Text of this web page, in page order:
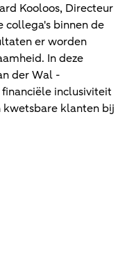
Kooloos, Directeur
collega's binnen de
er worden
In deze
der Wal -
inclusiviteit
kwetsbare klanten bij